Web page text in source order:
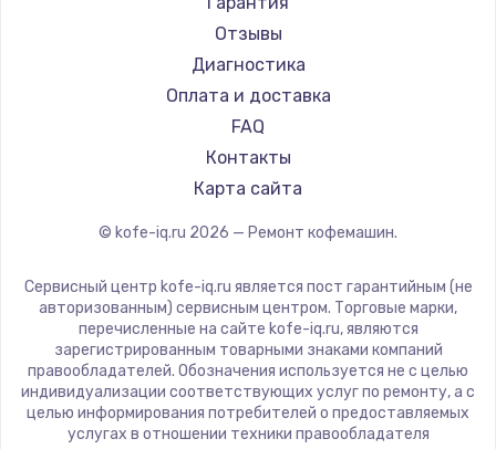
Ремонт кофемашин Tuvio
Ремонт кофемашин Carrera
Ремонт кофемашин Supra
La Cimbali
WMF
Yamaguchi
Nivona
Astoria
JVC
ROCKET MOZZAFIATO
Vivitek
Thomson
Hisense
DELTA
Tefal
Отзывы
Диагностика
Оплата и доставка
FAQ
Контакты
Карта сайта
© kofe-iq.ru 2026 — Ремонт кофемашин.
Сервисный центр kofe-iq.ru является пост гарантийным (не
авторизованным) сервисным центром. Торговые марки,
перечисленные на сайте kofe-iq.ru, являются
зарегистрированным товарными знаками компаний
правообладателей. Обозначения используется не с целью
индивидуализации соответствующих услуг по ремонту, а с
целью информирования потребителей о предоставляемых
услугах в отношении техники правообладателя